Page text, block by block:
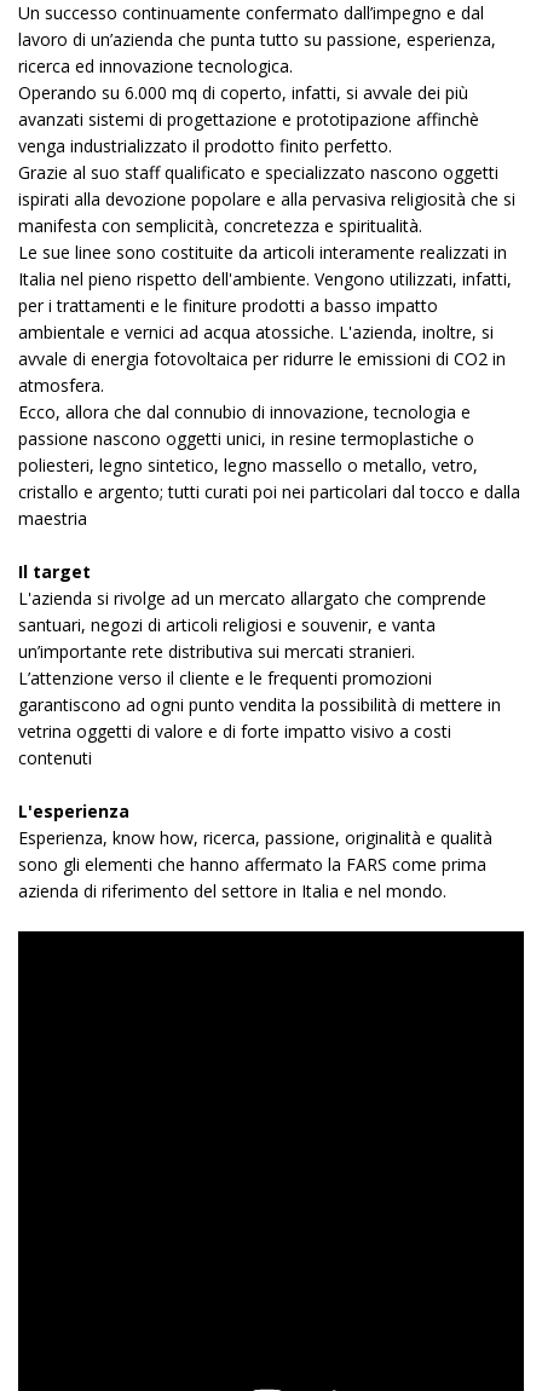
Un successo continuamente confermato dall’impegno e dal
lavoro di un’azienda che punta tutto su passione, esperienza,
ricerca ed innovazione tecnologica.
Operando su 6.000 mq di coperto, infatti, si avvale dei più
avanzati sistemi di progettazione e prototipazione affinchè
venga industrializzato il prodotto finito perfetto.
Grazie al suo staff qualificato e specializzato nascono oggetti
ispirati alla devozione popolare e alla pervasiva religiosità che si
manifesta con semplicità, concretezza e spiritualità.
Le sue linee sono costituite da articoli interamente realizzati in
Italia nel pieno rispetto dell'ambiente. Vengono utilizzati, infatti,
per i trattamenti e le finiture prodotti a basso impatto
ambientale e vernici ad acqua atossiche. L'azienda, inoltre, si
avvale di energia fotovoltaica per ridurre le emissioni di CO2 in
atmosfera.
Ecco, allora che dal connubio di innovazione, tecnologia e
passione nascono oggetti unici, in resine termoplastiche o
poliesteri, legno sintetico, legno massello o metallo, vetro,
cristallo e argento; tutti curati poi nei particolari dal tocco e dalla
maestria
Il target
L'azienda si rivolge ad un mercato allargato che comprende
santuari, negozi di articoli religiosi e souvenir, e vanta
un’importante rete distributiva sui mercati stranieri.
L’attenzione verso il cliente e le frequenti promozioni
garantiscono ad ogni punto vendita la possibilità di mettere in
vetrina oggetti di valore e di forte impatto visivo a costi
contenuti
L'esperienza
Esperienza, know how, ricerca, passione, originalità e qualità
sono gli elementi che hanno affermato la FARS come prima
azienda di riferimento del settore in Italia e nel mondo.